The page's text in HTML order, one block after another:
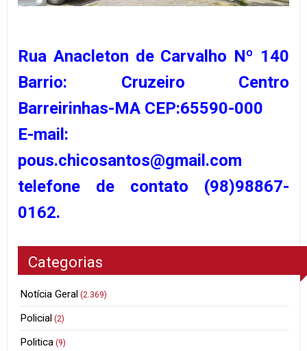
Rua Anacleton de Carvalho Nº 140
Barrio: Cruzeiro Centro
Barreirinhas-MA CEP:65590-000
E-mail:
pous.chicosantos@gmail.com
telefone de contato (98)98867-
0162.
Categorias
Notícia Geral (2.369)
Policial (2)
Politica (9)